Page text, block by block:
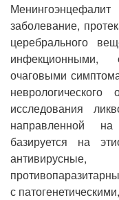
заболевание,
церебрального
инфекционными,
очаговыми
исследования
направленной
базируется на
с